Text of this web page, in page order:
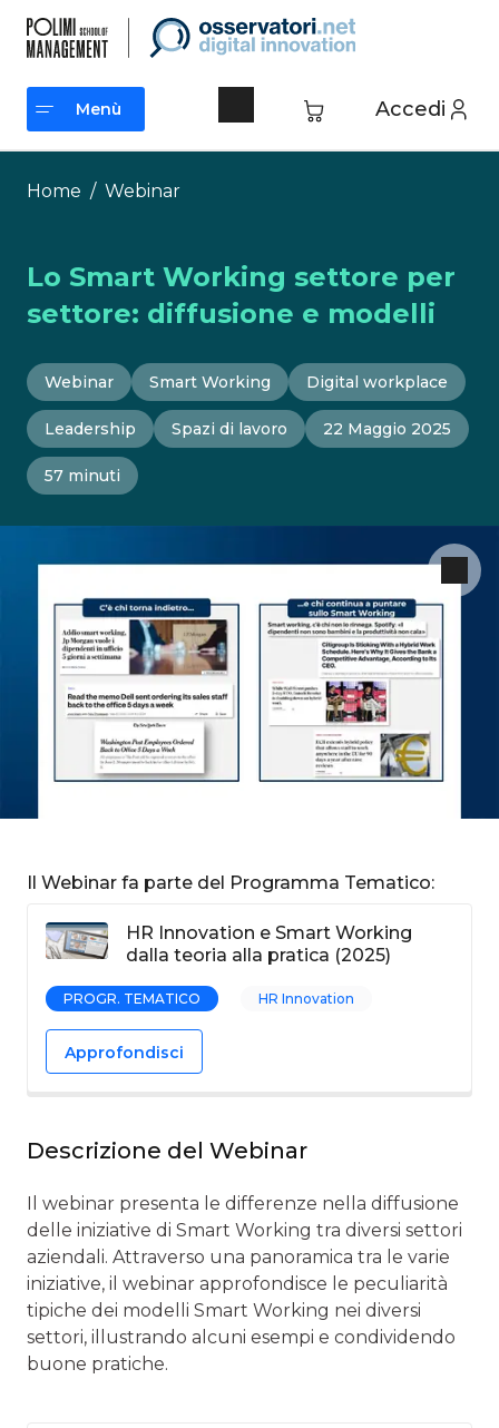
contenuto
Accedi
Menù
Menù
Home / Webinar
Lo Smart Working settore per
settore: diffusione e modelli
Webinar Smart Working Digital workplace
Leadership Spazi di lavoro 22 Maggio 2025
57 minuti
Il Webinar fa parte del Programma Tematico:
HR Innovation e Smart Working
dalla teoria alla pratica (2025)
PROGR. TEMATICO HR Innovation
Approfondisci
Descrizione del Webinar
Il webinar presenta le differenze nella diffusione
delle iniziative di Smart Working tra diversi settori
aziendali. Attraverso una panoramica tra le varie
iniziative, il webinar approfondisce le peculiarità
tipiche dei modelli Smart Working nei diversi
settori, illustrando alcuni esempi e condividendo
buone pratiche.